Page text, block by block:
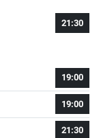
21:30
19:00
19:00
21:30